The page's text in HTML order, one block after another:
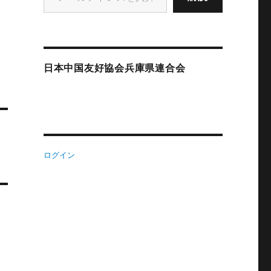
日本中国友好協会兵庫県連合会
ログイン